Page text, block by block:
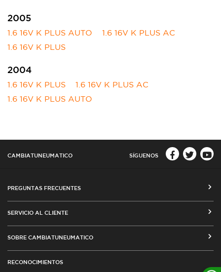
2005
1.6 16V K PLUS AUTO
1.6 16V K PLUS AC
1.6 16V K PLUS
2004
1.6 16V K PLUS
1.6 16V K PLUS AC
1.6 16V K PLUS AUTO
CAMBIATUNEUMATICO SÍGUENOS
PREGUNTAS FRECUENTES
MEDIOS DE PAGO
RED DE TALLERES ASOCIADOS
SERVICIO AL CLIENTE
CAMBIO DE DIRECCIÓN
SOBRE CAMBIATUNEUMATICO
RECONOCIMIENTOS